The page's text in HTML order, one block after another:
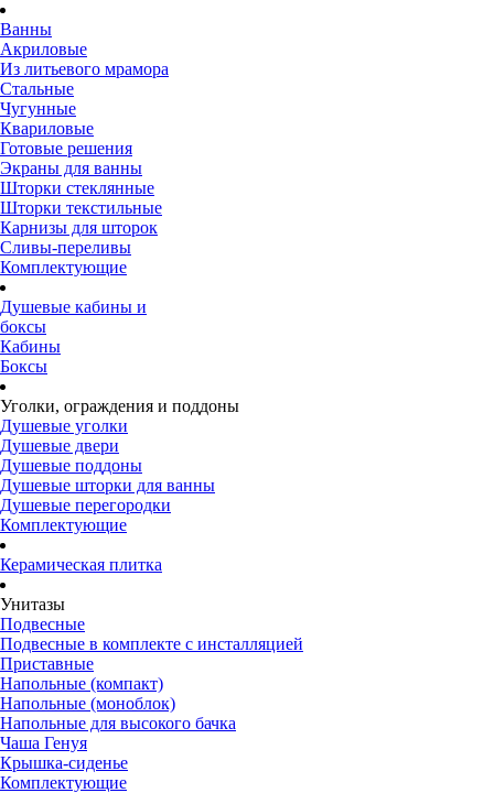
Ванны
Акриловые
Из литьевого мрамора
Стальные
Чугунные
Квариловые
Готовые решения
Экраны для ванны
Шторки стеклянные
Шторки текстильные
Карнизы для шторок
Сливы-переливы
Комплектующие
Душевые кабины и
боксы
Кабины
Боксы
Уголки, ограждения и поддоны
Душевые уголки
Душевые двери
Душевые поддоны
Душевые шторки для ванны
Душевые перегородки
Комплектующие
Керамическая плитка
Унитазы
Подвесные
Подвесные в комплекте с инсталляцией
Приставные
Напольные (компакт)
Напольные (моноблок)
Напольные для высокого бачка
Чаша Генуя
Крышка-сиденье
Комплектующие